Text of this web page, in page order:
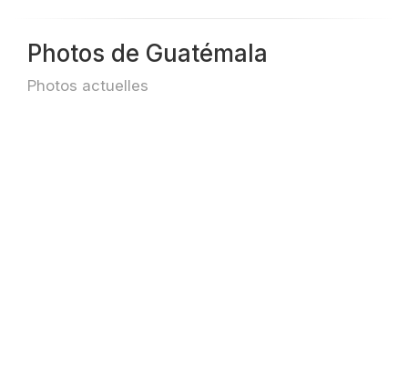
Photos de Guatémala
Photos actuelles